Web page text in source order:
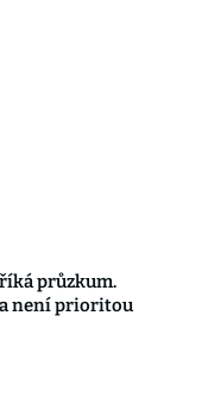
průzkum.
není prioritou